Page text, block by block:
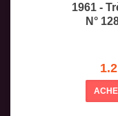
1961 -
N°